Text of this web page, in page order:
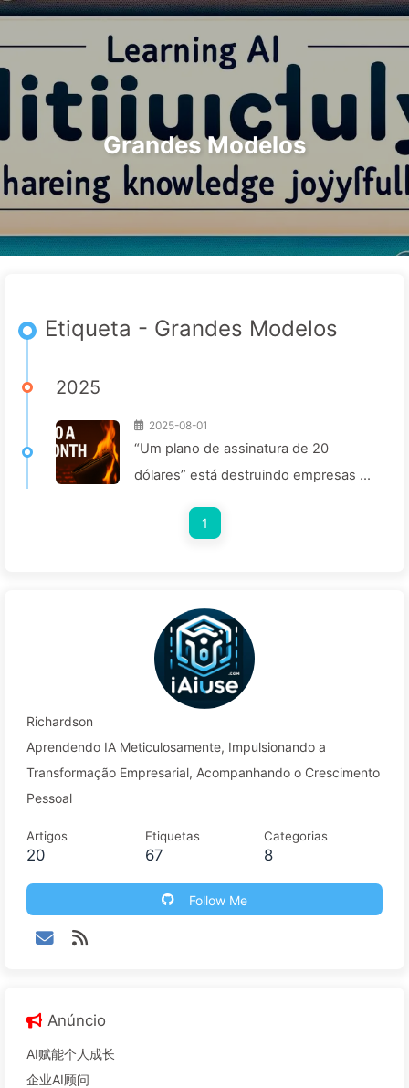
Pesquisar Início Arquivos Etiquetas
Categorias Links Sobre 🇵🇹 Português
Grandes Modelos
Etiqueta - Grandes Modelos
2025
2025-08-01
“Um plano de assinatura de 20
dólares” está destruindo empresas de
uma ilusão; o que realmente custa
1
Richardson
Aprendendo IA Meticulosamente, Impulsionando a
Transformação Empresarial, Acompanhando o Crescimento
Pessoal
Artigos
20
Etiquetas
67
Categorias
8
Follow Me
Anúncio
AI赋能个人成长
企业AI顾问